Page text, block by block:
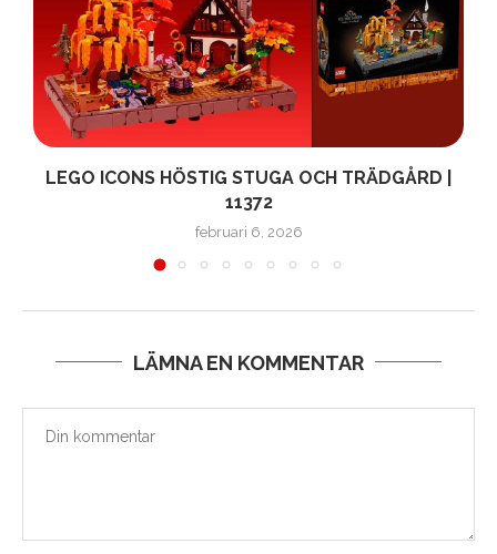
LEGO ICONS HÖSTIG STUGA OCH TRÄDGÅRD |
11372
februari 6, 2026
LÄMNA EN KOMMENTAR